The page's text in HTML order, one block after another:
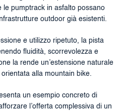
le pumptrack in asfalto possano
outdoor già esistenti.
e utilizzo ripetuto, la pista
fluidità, scorrevolezza e
la rende un’estensione naturale
alla mountain bike.
un esempio concreto di
l’offerta complessiva di un